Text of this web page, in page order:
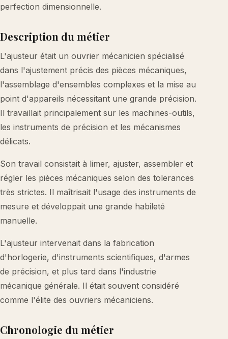
perfection dimensionnelle.
Description du métier
L'ajusteur était un ouvrier mécanicien spécialisé
dans l'ajustement précis des pièces mécaniques,
l'assemblage d'ensembles complexes et la mise au
point d'appareils nécessitant une grande précision.
Il travaillait principalement sur les machines-outils,
les instruments de précision et les mécanismes
délicats.
Son travail consistait à limer, ajuster, assembler et
régler les pièces mécaniques selon des tolerances
très strictes. Il maîtrisait l'usage des instruments de
mesure et développait une grande habileté
manuelle.
L'ajusteur intervenait dans la fabrication
d'horlogerie, d'instruments scientifiques, d'armes
de précision, et plus tard dans l'industrie
mécanique générale. Il était souvent considéré
comme l'élite des ouvriers mécaniciens.
Chronologie du métier